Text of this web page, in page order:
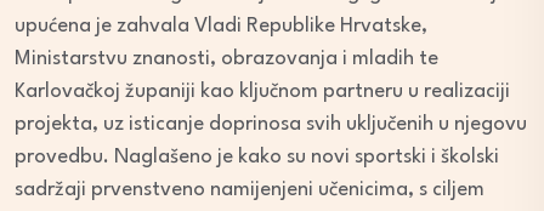
upućena je zahvala Vladi Republike Hrvatske,
Ministarstvu znanosti, obrazovanja i mladih te
Karlovačkoj županiji kao ključnom partneru u realizaciji
projekta, uz isticanje doprinosa svih uključenih u njegovu
provedbu. Naglašeno je kako su novi sportski i školski
sadržaji prvenstveno namijenjeni učenicima, s ciljem